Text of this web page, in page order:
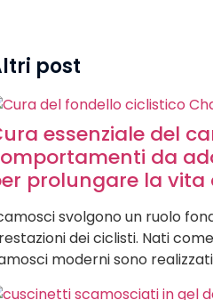
post
essenziale del
da
prolungare la
svolgono un ruolo
dei ciclisti. Nati
moderni sono